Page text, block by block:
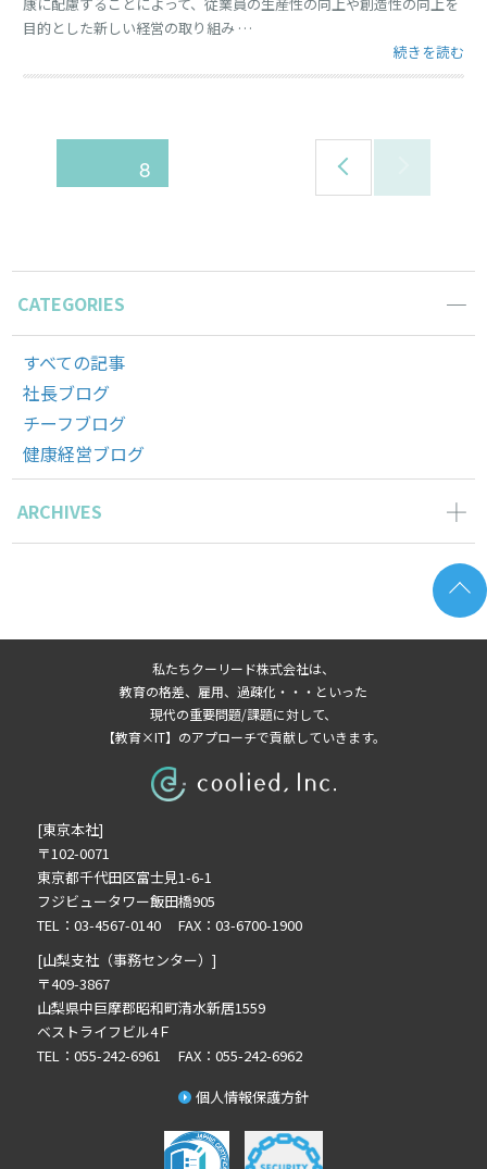
目的とした新しい経営の取り組み …
“健康経営の
続きを読む
ナ
ビ
ゲ
ー
シ
ン
前
のペ
ージ
ページ8
CATEGORIES
すべての記事
社長ブログ
チーフブログ
健康経営ブログ
ARCHIVES
2022年8月の記事一覧(1)
2022年7月の記事一覧(1)
2022年5月の記事一覧(3)
2022年4月の記事一覧(1)
2022年3月の記事一覧(1)
2022年2月の記事一覧(1)
2022年1月の記事一覧(1)
2021年11月の記事一覧(1)
2021年9月の記事一覧(4)
2021年8月の記事一覧(3)
2021年6月の記事一覧(2)
2021年4月の記事一覧(5)
2021年2月の記事一覧(5)
2020年12月の記事一覧(3)
2020年11月の記事一覧(4)
私たちクーリード株式会社は、
教育の格差、雇用、過疎化・・・といった
現代の重要問題/課題に対して、
【教育×IT】のアプローチで貢献していきます。
[東京本社]
〒102-0071
東京都千代田区富士見1-6-1
フジビュータワー飯田橋905
TEL：03-4567-0140 FAX：03-6700-1900
[山梨支社（事務センター）]
〒409-3867
山梨県中巨摩郡昭和町清水新居1559
ベストライフビル4Ｆ
TEL：055-242-6961 FAX：055-242-6962
個人情報保護方針